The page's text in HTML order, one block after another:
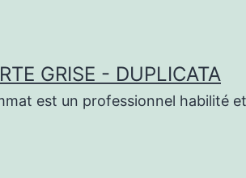
GRISE - DUPLICATA
est un professionnel habilité